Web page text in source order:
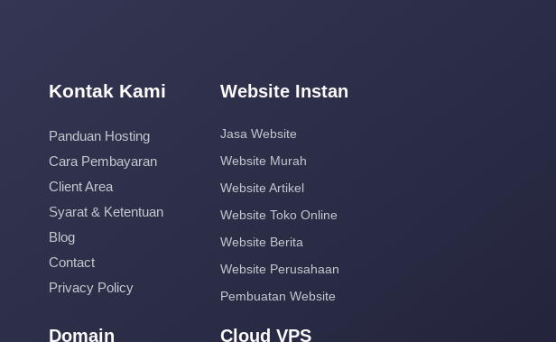
Kontak Kami
Panduan Hosting
Cara Pembayaran
Client Area
Syarat & Ketentuan
Blog
Contact
Privacy Policy
Website Instan
Jasa Website
Website Murah
Website Artikel
Website Toko Online
Website Berita
Website Perusahaan
Pembuatan Website
Domain Cloud VPS